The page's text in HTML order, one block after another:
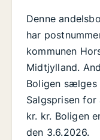
Denne
har
kommunen
Midtjylland.
Boligen sælges
Salgsprisen
kr. kr. Boligen
den 3.6.2026.